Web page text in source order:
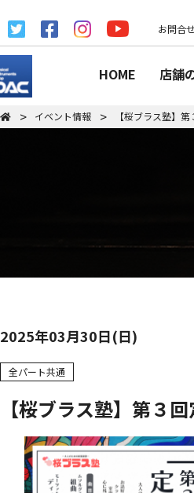
お問合
HOME 店舗
イベント情報 【桜ブラス塾】
2025年03月30日(日)
全パート共通
【桜ブラス塾】第３